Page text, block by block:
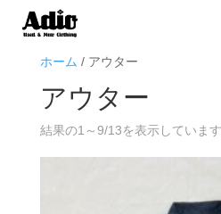
ホーム / アウター
アウター
結果の1～9/13を表示しています